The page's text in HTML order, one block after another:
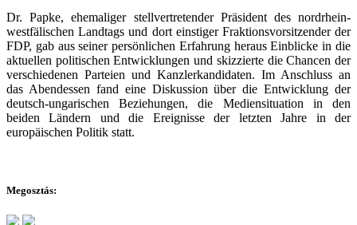
Dr. Papke, ehemaliger stellvertretender Präsident des nordrhein-
westfälischen Landtags und dort einstiger Fraktionsvorsitzender der
FDP, gab aus seiner persönlichen Erfahrung heraus Einblicke in die
aktuellen politischen Entwicklungen und skizzierte die Chancen der
verschiedenen Parteien und Kanzlerkandidaten. Im Anschluss an
das Abendessen fand eine Diskussion über die Entwicklung der
deutsch-ungarischen Beziehungen, die Mediensituation in den
beiden Ländern und die Ereignisse der letzten Jahre in der
europäischen Politik statt.
Megosztás: